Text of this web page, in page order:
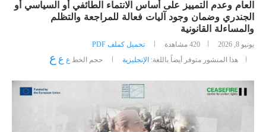
العام وعدم التمييز على أساس الانتماء الطائفي أو السياسي أو
الجندري وضمان وجود آليات فعالة للمراجعة والتظلم
والمساءلة القانونية
يونيو 8, 2026 420 مشاهدة
تحميل كملف PDF
هذا المنشور متوفر أيضاً باللغة: الإنجليزية حجم الخط ع ع ع